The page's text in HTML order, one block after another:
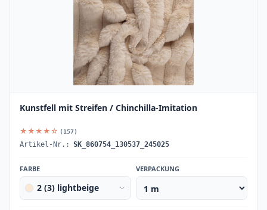
Kunstfell mit Streifen / Chinchilla-Imitation
★★★★☆ (157)
Artikel-Nr.: SK_860754_130537_245025
FARBE
2 (3) lightbeige
VERPACKUNG